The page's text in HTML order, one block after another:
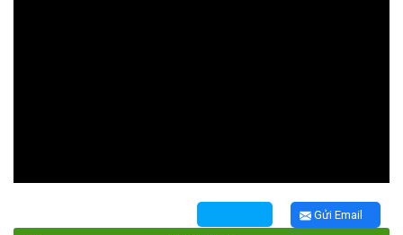
Gửi Email
HỘI NGƯỜI CAO TUỔI XÃ CƯ M’GAR: SƠ KẾT CÔNG TÁC HỘI 6
THÁNG ĐẦU NĂM VÀ KIỆN TOÀN TỔ CHỨC CHI HỘI SAU SÁP